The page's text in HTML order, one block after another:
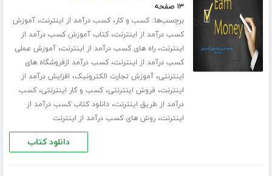
۱۳ صفحه
برچسب‌ها:کسب و کار،کسب درآمد از اینترنت،آموزش
کسب درآمد از اینترنت،کتاب آموزش کسب درآمد از
اینترنت،راه های کسب درآمد از اینترنت،آموزش عملی
کسب درآمد از اینترنت،کسب درآمد ازفروشگاه های
اینترنتی،آموزش تجارت الکترونیک، افزایش درآمد از
اینترنت، فروش اینترنتی،کسب و کار اینترنتی،کسب
درآمد از طریق اینترنت،دانلود کتاب کسب درآمد از
اینترنت،روش های کسب درآمد از اینترنت
دانلود کتاب